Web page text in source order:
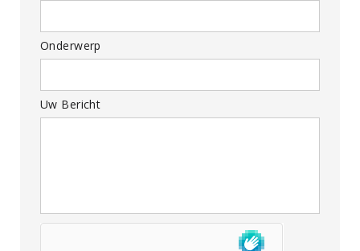
Onderwerp
Uw Bericht